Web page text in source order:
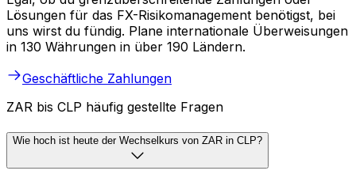
Lösungen für das FX-Risikomanagement benötigst, bei
uns wirst du fündig. Plane internationale Überweisungen
in 130 Währungen in über 190 Ländern.
Geschäftliche Zahlungen
ZAR bis CLP häufig gestellte Fragen
Wie hoch ist heute der Wechselkurs von ZAR in CLP?